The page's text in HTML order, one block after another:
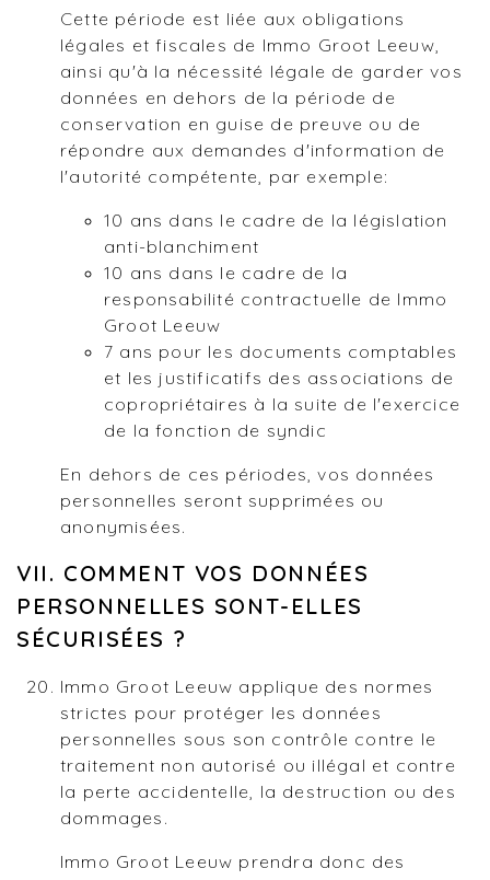
Cette période est liée aux obligations
légales et fiscales de Immo Groot Leeuw,
ainsi qu'à la nécessité légale de garder vos
données en dehors de la période de
conservation en guise de preuve ou de
répondre aux demandes d'information de
l'autorité compétente, par exemple:
10 ans dans le cadre de la législation
anti-blanchiment
10 ans dans le cadre de la
responsabilité contractuelle de Immo
Groot Leeuw
7 ans pour les documents comptables
et les justificatifs des associations de
copropriétaires à la suite de l'exercice
de la fonction de syndic
En dehors de ces périodes, vos données
personnelles seront supprimées ou
anonymisées.
VII. COMMENT VOS DONNÉES
PERSONNELLES SONT-ELLES
SÉCURISÉES ?
Immo Groot Leeuw applique des normes
strictes pour protéger les données
personnelles sous son contrôle contre le
traitement non autorisé ou illégal et contre
la perte accidentelle, la destruction ou des
dommages.
Immo Groot Leeuw prendra donc des